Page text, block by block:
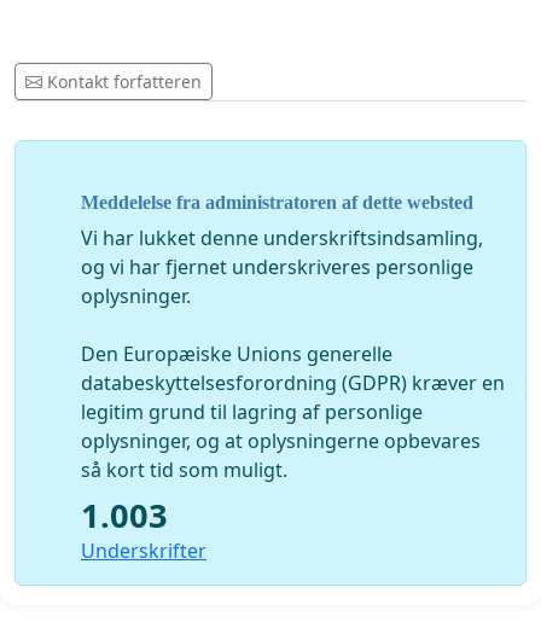
Skriv en besked ...
Kontakt forfatteren
Meddelelse fra administratoren af dette websted
Vi har lukket denne underskriftsindsamling,
og vi har fjernet underskriveres personlige
oplysninger.
Den Europæiske Unions generelle
databeskyttelsesforordning (GDPR) kræver en
legitim grund til lagring af personlige
oplysninger, og at oplysningerne opbevares
så kort tid som muligt.
1.003
Underskrifter